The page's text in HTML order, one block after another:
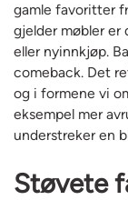
gamle favoritter
gjelder møbler
eller nyinnkjøp.
comeback. Det
og i formene vi
eksempel mer
understreker en
Støvete